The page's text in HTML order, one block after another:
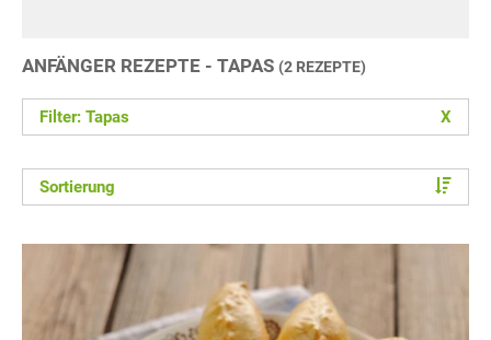
ANFÄNGER REZEPTE - TAPAS (2 REZEPTE)
Filter: Tapas X
Sortierung